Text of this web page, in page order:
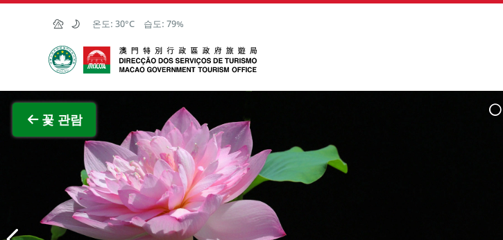
Skip to Main Content
온도: 30°C 습도: 79%
마카오정부관광청
꽃 관람